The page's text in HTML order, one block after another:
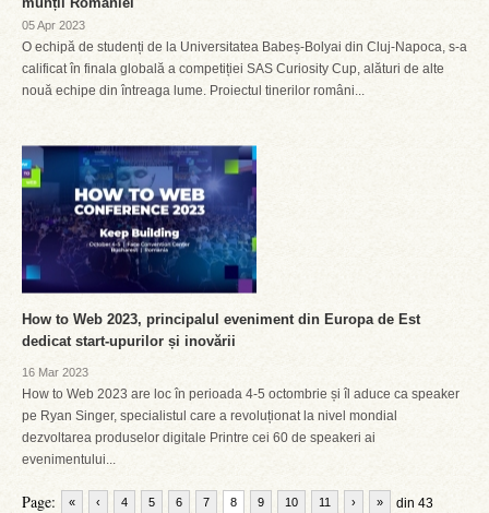
05 Apr 2023
O echipă de studenți de la Universitatea Babeș-Bolyai din Cluj-Napoca, s-a
calificat în finala globală a competiției SAS Curiosity Cup, alături de alte
nouă echipe din întreaga lume. Proiectul tinerilor români...
How to Web 2023, principalul eveniment din Europa de Est
dedicat start-upurilor și inovării
16 Mar 2023
How to Web 2023 are loc în perioada 4-5 octombrie și îl aduce ca speaker
pe Ryan Singer, specialistul care a revoluționat la nivel mondial
dezvoltarea produselor digitale Printre cei 60 de speakeri ai
evenimentului...
Page: « ‹ 4 5 6 7 8 9 10 11 din 43
› »